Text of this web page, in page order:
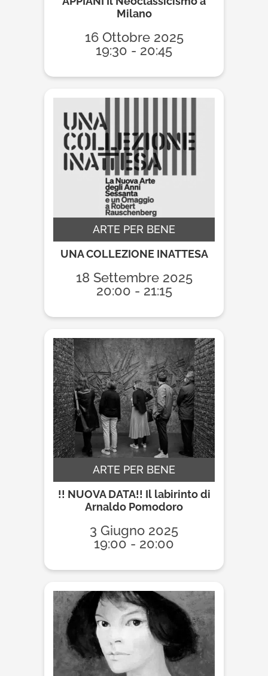
Milano
16 Ottobre 2025
19:30 - 20:45
ARTE PER BENE
UNA COLLEZIONE INATTESA
18 Settembre 2025
20:00 - 21:15
ARTE PER BENE
!! NUOVA DATA!! Il labirinto di
Arnaldo Pomodoro
3 Giugno 2025
19:00 - 20:00